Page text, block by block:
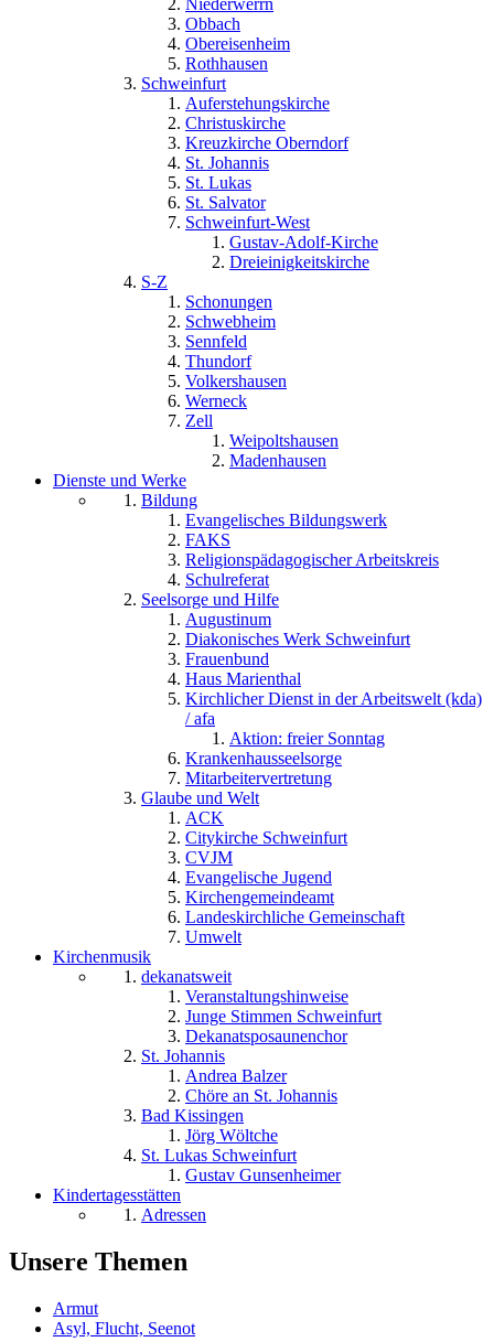
Obbach
Obereisenheim
Rothhausen
Schweinfurt
Auferstehungskirche
Christuskirche
Kreuzkirche Oberndorf
St. Johannis
St. Lukas
St. Salvator
Schweinfurt-West
Gustav-Adolf-Kirche
Dreieinigkeitskirche
S-Z
Schonungen
Schwebheim
Sennfeld
Thundorf
Volkershausen
Werneck
Zell
Weipoltshausen
Madenhausen
Dienste und Werke
Bildung
Evangelisches Bildungswerk
FAKS
Religionspädagogischer Arbeitskreis
Schulreferat
Seelsorge und Hilfe
Augustinum
Diakonisches Werk Schweinfurt
Frauenbund
Haus Marienthal
Kirchlicher Dienst in der Arbeitswelt (kda)
/ afa
Aktion: freier Sonntag
Krankenhausseelsorge
Mitarbeitervertretung
Glaube und Welt
ACK
Citykirche Schweinfurt
CVJM
Evangelische Jugend
Kirchengemeindeamt
Landeskirchliche Gemeinschaft
Umwelt
Kirchenmusik
dekanatsweit
Veranstaltungshinweise
Junge Stimmen Schweinfurt
Dekanatsposaunenchor
St. Johannis
Andrea Balzer
Chöre an St. Johannis
Bad Kissingen
Jörg Wöltche
St. Lukas Schweinfurt
Gustav Gunsenheimer
Kindertagesstätten
Adressen
Unsere Themen
Armut
Asyl, Flucht, Seenot